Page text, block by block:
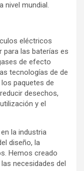
nivel mundial.
eléctricos
para las baterías es
de efecto
tecnologías de de
paquetes de
desechos,
y el
la industria
diseño, la
Hemos creado
necesidades del